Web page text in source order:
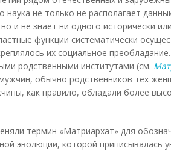
наука не только не располагает
и не знает ни одного исторически
функции систематически
их социальное
родственными институтами (см.
обычно родственников тех
как правило, обладали более
термин «Матриархат» для
эволюции, которой приписывалась